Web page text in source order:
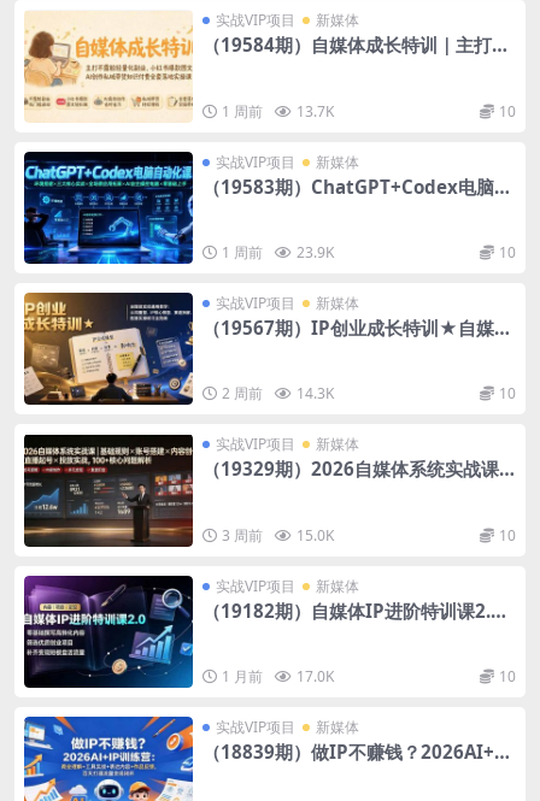
实战VIP项目 新媒体
（19584期）自媒体成长特训｜主打不
1 周前 13.7K 10
实战VIP项目 新媒体
（19583期）ChatGPT+Codex电脑自
手 1 周前 23.9K 10
实战VIP项目 新媒体
（19567期）IP创业成长特训★自媒体
2 周前 14.3K 10
实战VIP项目 新媒体
（19329期）2026自媒体系统实战课
3 周前 15.0K 10
实战VIP项目 新媒体
（19182期）自媒体IP进阶特训课2.
1 月前 17.0K 10
实战VIP项目 新媒体
（18839期）做IP不赚钱？2026AI+IP